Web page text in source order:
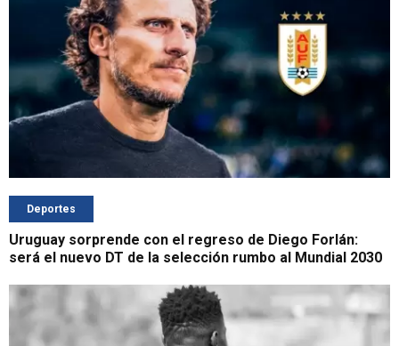
Deportes
Uruguay sorprende con el regreso de Diego Forlán:
será el nuevo DT de la selección rumbo al Mundial 2030